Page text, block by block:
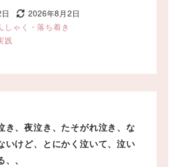
更新日
2026年8月2日
しゃく・落ち着き
践
き、夜泣き、たそがれ泣き、な
いけど、とにかく泣いて、泣い
、